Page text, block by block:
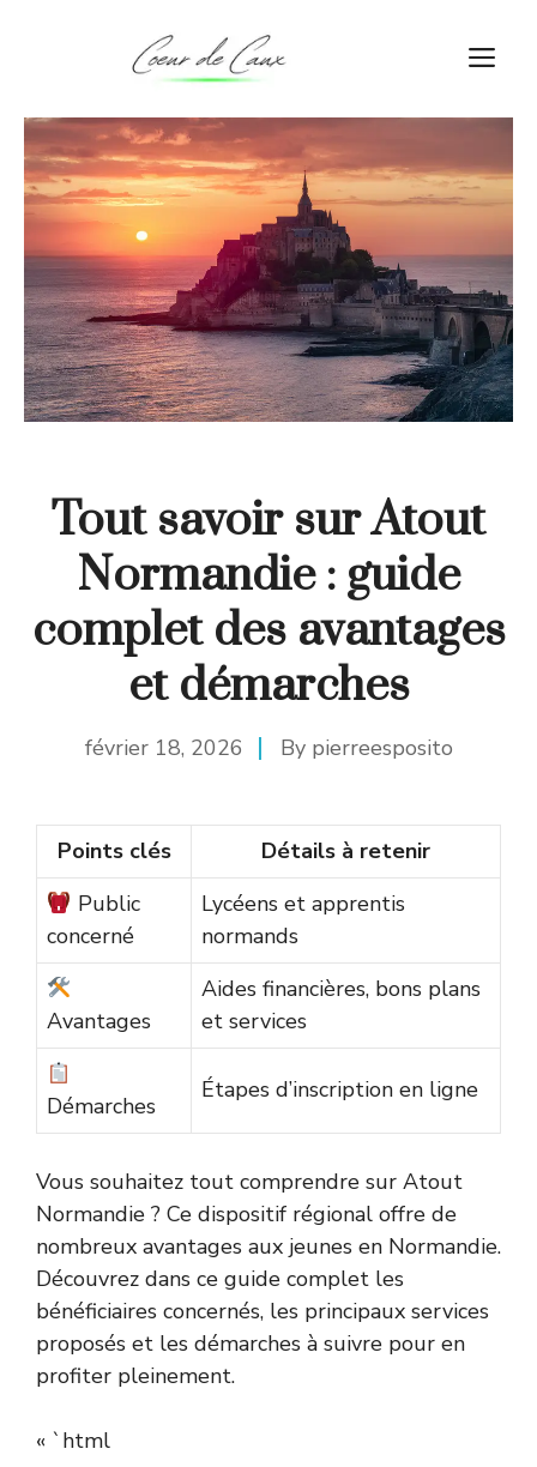
Tout savoir sur Atout
Normandie : guide
complet des avantages
et démarches
février 18, 2026 By pierreesposito
Points clés
Détails à retenir
Public
concerné
Lycéens et apprentis
normands
Avantages
Aides financières, bons plans
et services
Démarches
Étapes d’inscription en ligne
Vous souhaitez tout comprendre sur Atout
Normandie ? Ce dispositif régional offre de
nombreux avantages aux jeunes en Normandie.
Découvrez dans ce guide complet les
bénéficiaires concernés, les principaux services
proposés et les démarches à suivre pour en
profiter pleinement.
« `html